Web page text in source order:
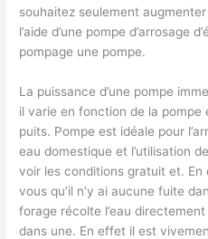
souhaitez seulement
l’aide d’une pompe d’arrosage
pompage une pompe.
La puissance d’une pompe
il varie en fonction de la pompe
puits. Pompe est idéale pour
eau domestique et l’utilisation
voir les conditions gratuit et.
vous qu’il n’y ai aucune fuite
forage récolte l’eau
dans une. En effet il est